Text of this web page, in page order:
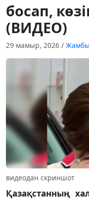
босап,
(ВИДЕО)
29 мамыр, 2026 /
видеодан скриншот
Қазақстанның